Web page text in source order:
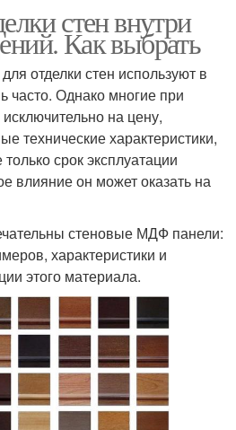
стен внутри
Как выбрать
отделки стен используют в
часто. Однако многие при
на цену,
технические характеристики,
срок эксплуатации
влияние он может оказать на
стеновые МДФ панели:
характеристики и
этого материала.